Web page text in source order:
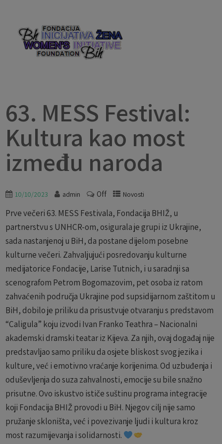
63. MESS Festival:
Kultura kao most
između naroda
10/10/2023 admin Off Novosti
Prve večeri 63. MESS Festivala, Fondacija BHIŽ, u
partnerstvu s UNHCR-om, osigurala je grupi iz Ukrajine,
sada nastanjenoj u BiH, da postane dijelom posebne
kulturne večeri. Zahvaljujući posredovanju kulturne
medijatorice Fondacije, Larise Tutnich, i u saradnji sa
scenografom Petrom Bogomazovim, pet osoba iz ratom
zahvaćenih područja Ukrajine pod supsidijarnom zaštitom u
BiH, dobilo je priliku da prisustvuje otvaranju s predstavom
“Caligula” koju izvodi Ivan Franko Teathra – Nacionalni
akademski dramski teatar iz Kijeva. Za njih, ovaj događaj nije
predstavljao samo priliku da osjete bliskost svog jezika i
kulture, već i emotivno vraćanje korijenima. Od uzbuđenja i
oduševljenja do suza zahvalnosti, emocije su bile snažno
prisutne. Ovo iskustvo ističe suštinu programa integracije
koji Fondacija BHIŽ provodi u BiH. Njegov cilj nije samo
pružanje skloništa, već i povezivanje ljudi i kultura kroz
most razumijevanja i solidarnosti.